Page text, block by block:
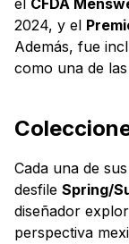
el CFDA
2024, y el
Además, fue
como una de
Cada una de
desfile Spring/
diseñador
perspectiva